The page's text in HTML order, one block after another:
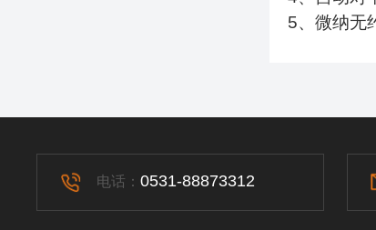
5、微纳无
电话：0531-88873312